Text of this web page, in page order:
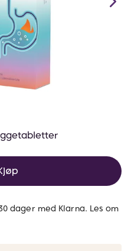
dager med Klarna. Les om